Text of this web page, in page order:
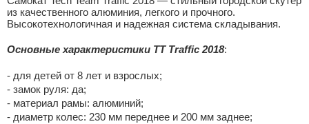
из качественного алюминия, легкого и прочного.
Высокотехнологичная и надежная система складывания.
Основные характеристики TT Traffic 2018:
- для детей от 8 лет и взрослых;
- замок руля: да;
- материал рамы: алюминий;
- диаметр колес: 230 мм переднее и 200 мм заднее;